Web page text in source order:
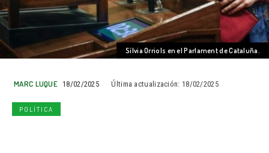
Sílvia Orriols en el Parlament de Cataluña.
MARC LUQUE 18/02/2025 Última actualización: 18/02/2025
POLÍTICA